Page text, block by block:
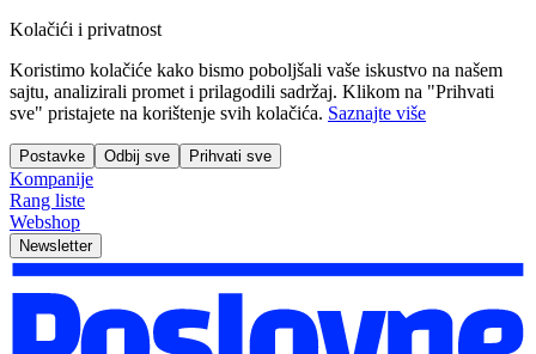
Kolačići i privatnost
Koristimo kolačiće kako bismo poboljšali vaše iskustvo na našem
sajtu, analizirali promet i prilagodili sadržaj. Klikom na "Prihvati
sve" pristajete na korištenje svih kolačića. Saznajte više
Postavke Odbij sve Prihvati sve
Kompanije
Rang liste
Webshop
Newsletter